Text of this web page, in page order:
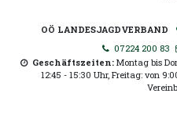
OÖ LANDESJAGDVERBAND
07224 200 83
Geschäftszeiten: Montag bis
12:45 - 15:30 Uhr, Freitag: von